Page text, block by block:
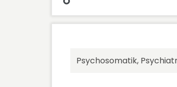
Psychosomatik,